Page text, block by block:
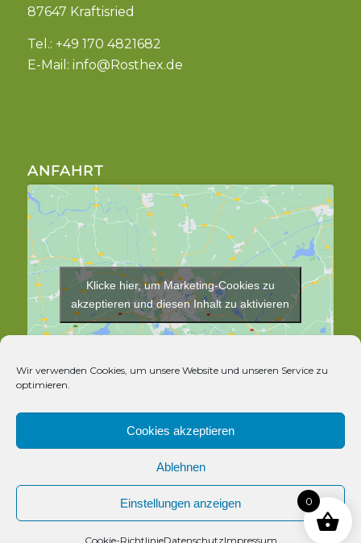
Wir verwenden Cookies, um unsere Website und unseren Service zu
optimieren.
Cookies akzeptieren
Ablehnen
Einstellungen anzeigen
Cookie-RichtlinieDatenschutzImpressum
87647 Kraftisried
Tel.: +49 170 4821682
E-Mail: info@Rosthex.de
ANFAHRT
Klicke hier, um Marketing-Cookies zu
akzeptieren und diesen Inhalt zu aktivieren
0
Kontakt